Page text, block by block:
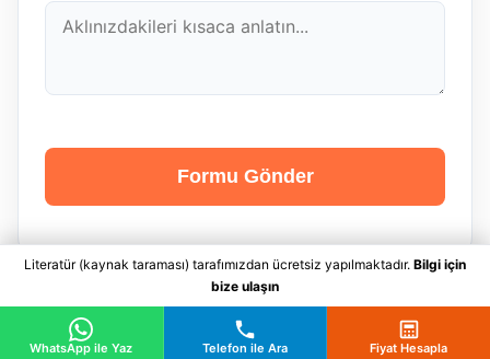
Formu Gönder
Literatür (kaynak taraması) tarafımızdan ücretsiz yapılmaktadır. Bilgi için
bize ulaşın
WhatsApp ile Yaz Telefon ile Ara Fiyat Hesapla